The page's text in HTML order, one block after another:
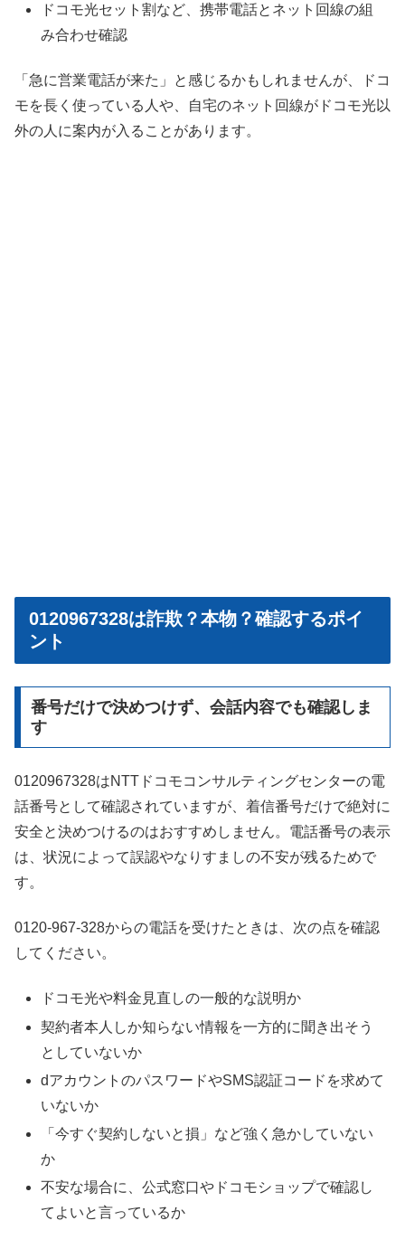
ドコモ光セット割など、携帯電話とネット回線の組
み合わせ確認
「急に営業電話が来た」と感じるかもしれませんが、ドコ
モを長く使っている人や、自宅のネット回線がドコモ光以
外の人に案内が入ることがあります。
0120967328は詐欺？本物？確認するポイ
ント
番号だけで決めつけず、会話内容でも確認しま
す
0120967328はNTTドコモコンサルティングセンターの電
話番号として確認されていますが、着信番号だけで絶対に
安全と決めつけるのはおすすめしません。電話番号の表示
は、状況によって誤認やなりすましの不安が残るためで
す。
0120-967-328からの電話を受けたときは、次の点を確認
してください。
ドコモ光や料金見直しの一般的な説明か
契約者本人しか知らない情報を一方的に聞き出そう
としていないか
dアカウントのパスワードやSMS認証コードを求めて
いないか
「今すぐ契約しないと損」など強く急かしていない
か
不安な場合に、公式窓口やドコモショップで確認し
てよいと言っているか